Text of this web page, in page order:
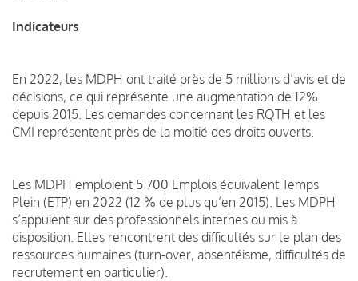
Indicateurs
En 2022, les MDPH ont traité près de 5 millions d’avis et de
décisions, ce qui représente une augmentation de 12%
depuis 2015. Les demandes concernant les RQTH et les
CMI représentent près de la moitié des droits ouverts.
Les MDPH emploient 5 700 Emplois équivalent Temps
Plein (ETP) en 2022 (12 % de plus qu’en 2015). Les MDPH
s’appuient sur des professionnels internes ou mis à
disposition. Elles rencontrent des difficultés sur le plan des
ressources humaines (turn-over, absentéisme, difficultés de
recrutement en particulier).